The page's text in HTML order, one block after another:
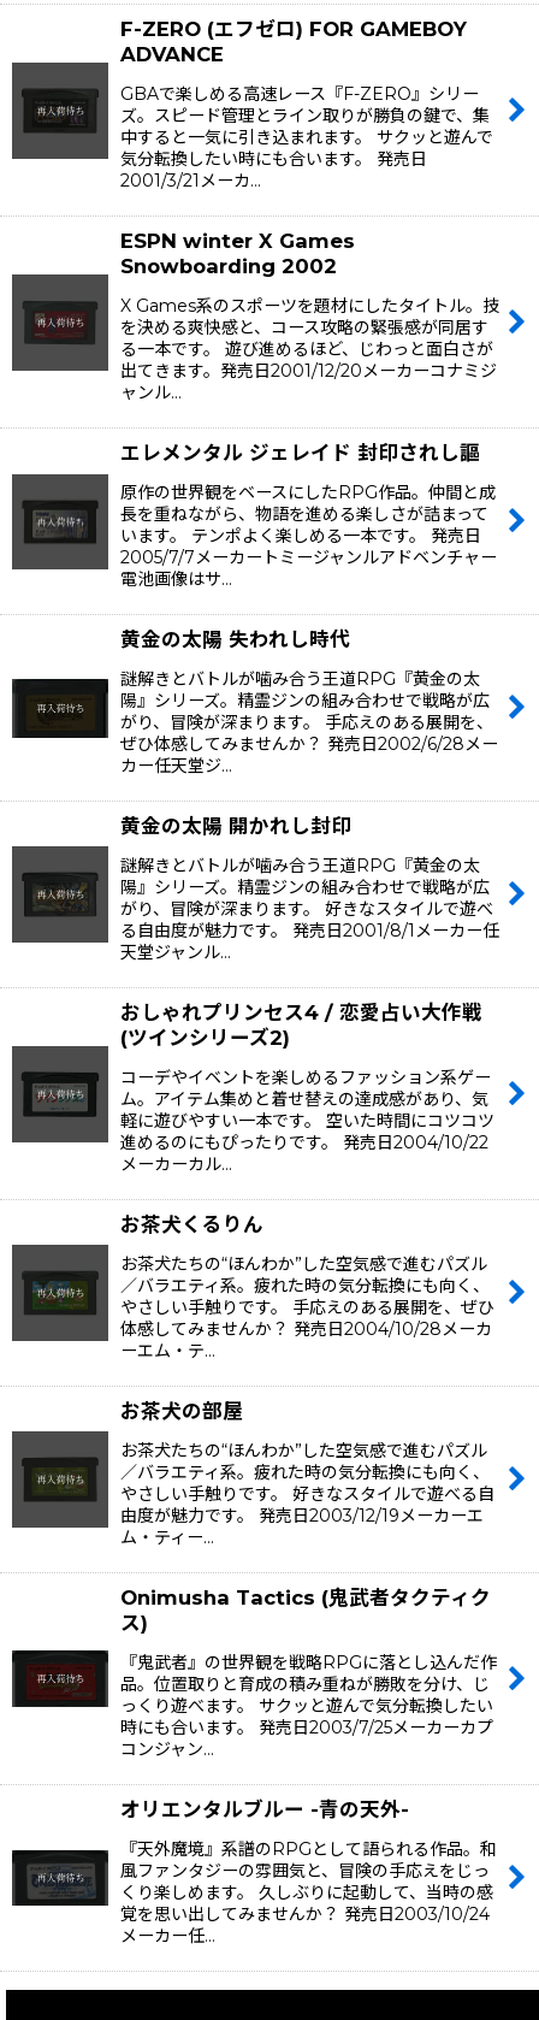
F-ZERO (エフゼロ) FOR GAMEBOY
ADVANCE
GBAで楽しめる高速レース『F-ZERO』シリー
ズ。スピード管理とライン取りが勝負の鍵で、集
中すると一気に引き込まれます。 サクッと遊んで
気分転換したい時にも合います。 発売日
2001/3/21メーカ…
ESPN winter X Games
Snowboarding 2002
X Games系のスポーツを題材にしたタイトル。技
を決める爽快感と、コース攻略の緊張感が同居す
る一本です。 遊び進めるほど、じわっと面白さが
出てきます。発売日2001/12/20メーカーコナミジ
ャンル…
エレメンタル ジェレイド 封印されし謳
原作の世界観をベースにしたRPG作品。仲間と成
長を重ねながら、物語を進める楽しさが詰まって
います。 テンポよく楽しめる一本です。 発売日
2005/7/7メーカートミージャンルアドベンチャー
電池画像はサ…
黄金の太陽 失われし時代
謎解きとバトルが噛み合う王道RPG『黄金の太
陽』シリーズ。精霊ジンの組み合わせで戦略が広
がり、冒険が深まります。 手応えのある展開を、
ぜひ体感してみませんか？ 発売日2002/6/28メー
カー任天堂ジ…
黄金の太陽 開かれし封印
謎解きとバトルが噛み合う王道RPG『黄金の太
陽』シリーズ。精霊ジンの組み合わせで戦略が広
がり、冒険が深まります。 好きなスタイルで遊べ
る自由度が魅力です。 発売日2001/8/1メーカー任
天堂ジャンル…
おしゃれプリンセス4 / 恋愛占い大作戦
(ツインシリーズ2)
コーデやイベントを楽しめるファッション系ゲー
ム。アイテム集めと着せ替えの達成感があり、気
軽に遊びやすい一本です。 空いた時間にコツコツ
進めるのにもぴったりです。 発売日2004/10/22
メーカーカル…
お茶犬くるりん
お茶犬たちの“ほんわか”した空気感で進むパズル
／バラエティ系。疲れた時の気分転換にも向く、
やさしい手触りです。 手応えのある展開を、ぜひ
体感してみませんか？ 発売日2004/10/28メーカ
ーエム・テ…
お茶犬の部屋
お茶犬たちの“ほんわか”した空気感で進むパズル
／バラエティ系。疲れた時の気分転換にも向く、
やさしい手触りです。 好きなスタイルで遊べる自
由度が魅力です。 発売日2003/12/19メーカーエ
ム・ティー…
Onimusha Tactics (鬼武者タクティク
ス)
『鬼武者』の世界観を戦略RPGに落とし込んだ作
品。位置取りと育成の積み重ねが勝敗を分け、じ
っくり遊べます。 サクッと遊んで気分転換したい
時にも合います。 発売日2003/7/25メーカーカプ
コンジャン…
オリエンタルブルー -青の天外-
『天外魔境』系譜のRPGとして語られる作品。和
風ファンタジーの雰囲気と、冒険の手応えをじっ
くり楽しめます。 久しぶりに起動して、当時の感
覚を思い出してみませんか？ 発売日2003/10/24
メーカー任…